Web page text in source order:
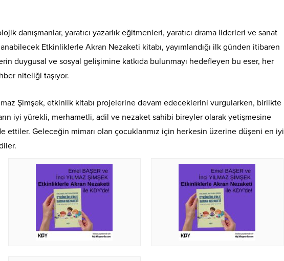
danışmanlar, yaratıcı yazarlık eğitmenleri, yaratıcı drama liderleri ve sanat
Etkinliklerle Akran Nezaketi kitabı, yayımlandığı ilk günden itibaren
duygusal ve sosyal gelişimine katkıda bulunmayı hedefleyen bu eser, her
niteliği taşıyor.
Şimşek, etkinlik kitabı projelerine devam edeceklerini vurgularken, birlikte
iyi yürekli, merhametli, adil ve nezaket sahibi bireyler olarak yetişmesine
ettiler. Geleceğin mimarı olan çocuklarımız için herkesin üzerine düşeni en iyi